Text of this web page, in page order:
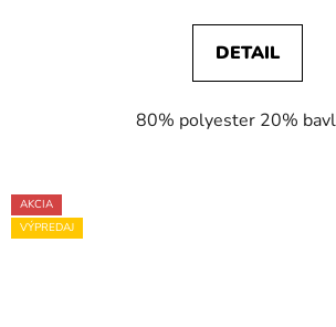
DETAIL
80% polyester 20%
AKCIA
VÝPREDAJ